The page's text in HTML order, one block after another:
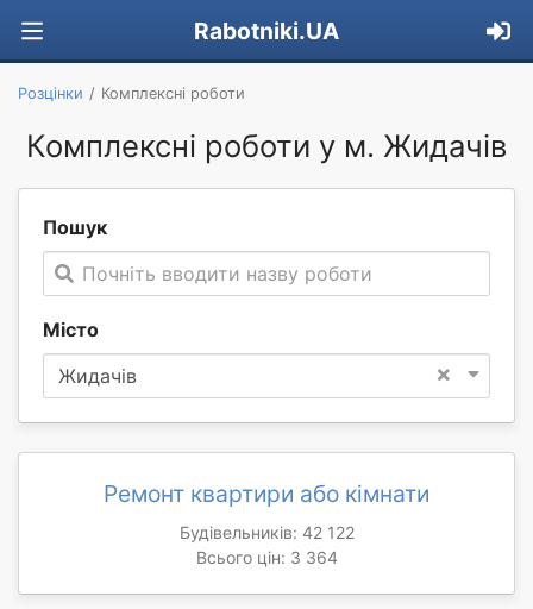
Rabotniki.UA
Розцінки Комплексні роботи
Комплексні роботи у м. Жидачів
Пошук
Почніть вводити назву роботи
Місто
×
Жидачів
Ремонт квартири або кімнати
Будівельників: 42 122
Всього цін: 3 364